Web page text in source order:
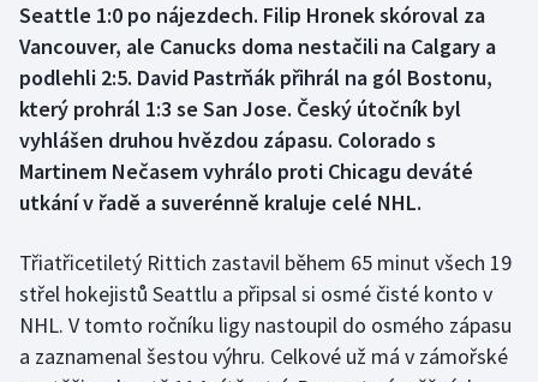
Florbal
Futsal
Golf
Gymnastika
Házená
Jezdectví
Seattle 1:0 po nájezdech. Filip Hronek skóroval za
Vancouver, ale Canucks doma nestačili na Calgary a
podlehli 2:5. David Pastrňák přihrál na gól Bostonu,
který prohrál 1:3 se San Jose. Český útočník byl
vyhlášen druhou hvězdou zápasu. Colorado s
Martinem Nečasem vyhrálo proti Chicagu deváté
utkání v řadě a suverénně kraluje celé NHL.
Třiatřicetiletý Rittich zastavil během 65 minut všech 19
střel hokejistů Seattlu a připsal si osmé čisté konto v
NHL. V tomto ročníku ligy nastoupil do osmého zápasu
a zaznamenal šestou výhru. Celkové už má v zámořské